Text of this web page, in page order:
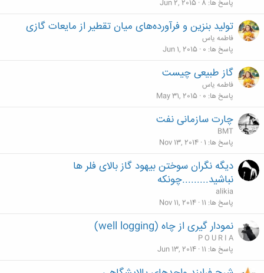
پاسخ ها 8
Jun 2, 2015
تولید بنزین و فرآورده‌های میان تقطیر از مایعات گازی
فاطمه یاس
پاسخ ها 0
Jun 1, 2015
گاز طبیعی چیست
فاطمه یاس
پاسخ ها 0
May 31, 2015
چارت سازمانی نفت
BMT
پاسخ ها 1
Nov 13, 2014
دیگه نگران سوختن بیهود گاز بالای فلر ها
نباشید.........چونکه
alikia
پاسخ ها 11
Nov 11, 2014
نمودار گیری از چاه (well logging)
P O U R I A
پاسخ ها 11
Jun 13, 2014